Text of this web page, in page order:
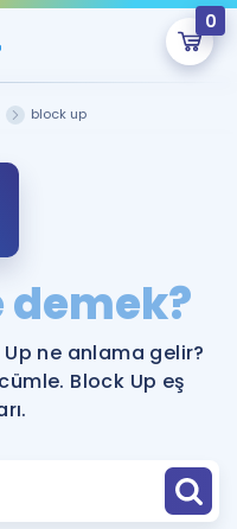
0
Boş.
onlarca eğitim seni
block up
demek?
ne anlama gelir?
Block Up eş